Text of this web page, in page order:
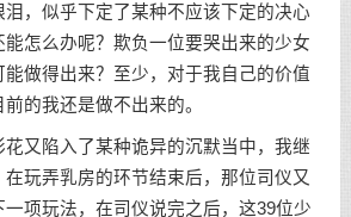
似乎下定了某种不应该下定的决心
怎么办呢？欺负一位要哭出来的少女
能做得出来？至少，对于我自己的价值
的我还是做不出来的。
陷入了某种诡异的沉默当中，我继
玩弄乳房的环节结束后，那位司仪又
项玩法，在司仪说完之后，这39位少